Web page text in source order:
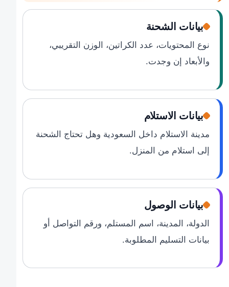
بيانات الشحنة
نوع المحتويات، عدد الكراتين، الوزن التقريبي،
والأبعاد إن وجدت.
بيانات الاستلام
مدينة الاستلام داخل السعودية وهل تحتاج الشحنة
إلى استلام من المنزل.
بيانات الوصول
الدولة، المدينة، اسم المستلم، ورقم التواصل أو
بيانات التسليم المطلوبة.